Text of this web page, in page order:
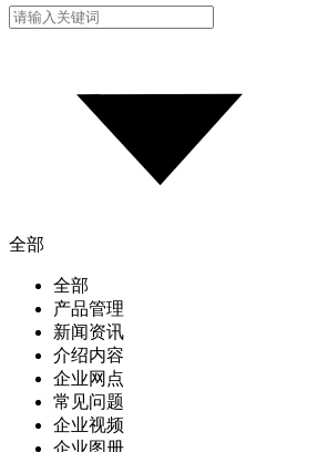
全部
全部
产品管理
新闻资讯
介绍内容
企业网点
常见问题
企业视频